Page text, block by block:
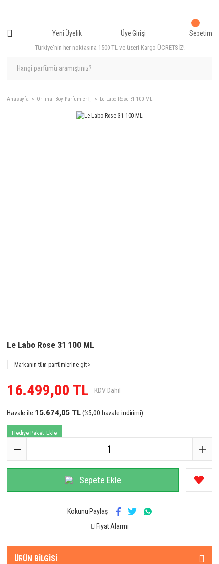
Türkiye'nin her noktasına 1500 TL ve üzeri Kargo ÜCRETSİZ!
Yeni Üyelik Üye Girişi Sepetim
Anasayfa Orijinal Boy Parfumler ⌷ Le Labo Rose 31 100 ML
Le Labo Rose 31 100 ML
Markanın tüm parfümlerine git >
16.499,00 TL KDV Dahil
Havale ile 15.674,05 TL(%5,00 havale indirimi)
Hediye Paketi Ekle
Sepete Ekle
Kokunu Paylaş
Fiyat Alarmı
ÜRÜN BILGISI